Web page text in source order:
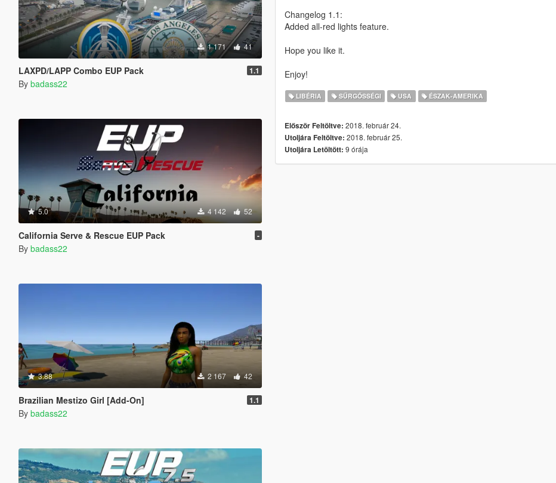
1 171 41
LAXPD/LAPP Combo EUP Pack 1.1
By badass22
5.0 4 142 52
California Serve & Rescue EUP Pack -
By badass22
3.88 2 167 42
Brazilian Mestizo Girl [Add-On] 1.1
By badass22
Changelog 1.1:
Added all-red lights feature.
Hope you like it.
Enjoy!
LIBÉRIA SŰRGŐSSÉGI USA ÉSZAK-AMERIKA
Először Feltöltve: 2018. február 24.
Utoljára Feltöltve: 2018. február 25.
Utoljára Letöltött: 9 órája